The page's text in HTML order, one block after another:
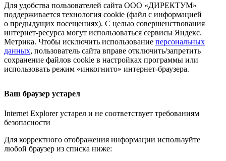
Для удобства пользователей сайта ООО «ДИРЕКТУМ»
поддерживается технология cookie (файл с информацией
о предыдущих посещениях). С целью совершенствования
интернет-ресурса могут использоваться сервисы Яндекс.
Метрика. Чтобы исключить использование персональных
данных, пользователь сайта вправе отключить/запретить
сохранение файлов cookie в настройках программы или
использовать режим «инкогнито» интернет-браузера.
Ваш браузер устарел
Internet Explorer устарел и не соответствует требованиям
безопасности
Для корректного отображения информации используйте
любой браузер из списка ниже: